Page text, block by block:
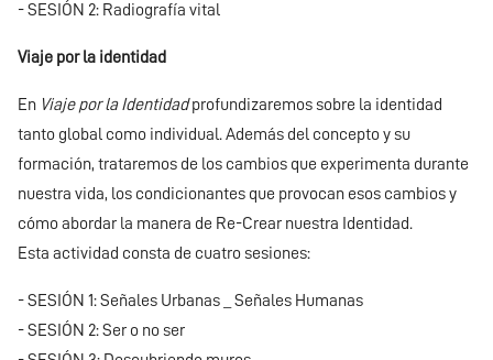
- SESIÓN 2: Radiografía vital
Viaje por la identidad
En Viaje por la Identidadprofundizaremos sobre la identidad
tanto global como individual. Además del concepto y su
formación, trataremos de los cambios que experimenta durante
nuestra vida, los condicionantes que provocan esos cambios y
cómo abordar la manera de Re-Crear nuestra Identidad.
Esta actividad consta de cuatro sesiones:
- SESIÓN 1: Señales Urbanas _ Señales Humanas
- SESIÓN 2: Ser o no ser